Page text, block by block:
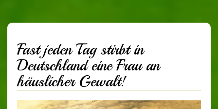
Fast jeden Tag stirbt in
Deutschland eine Frau an
häuslicher Gewalt!